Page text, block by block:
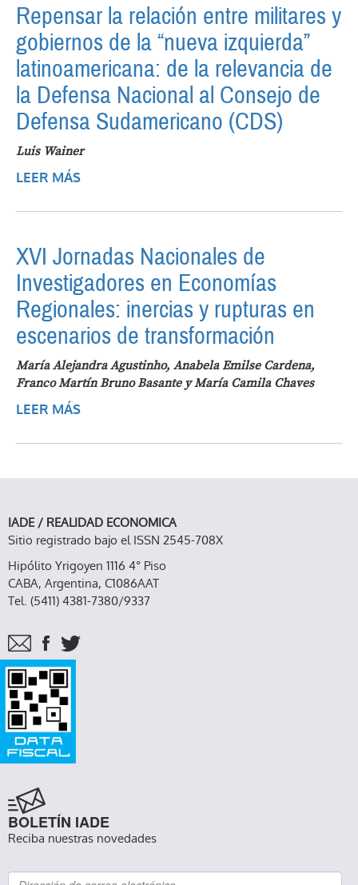
Repensar la relación entre militares y
gobiernos de la “nueva izquierda”
latinoamericana: de la relevancia de
la Defensa Nacional al Consejo de
Defensa Sudamericano (CDS)
Luis Wainer
LEER MÁS
IZQUIERDA” LATINOAMERICANA: DE LA
AL CONSEJO DE DEFENSA
SUDAMERICANO (CDS)
XVI Jornadas Nacionales de
Investigadores en Economías
Regionales: inercias y rupturas en
escenarios de transformación
María Alejandra Agustinho, Anabela Emilse Cardena,
Franco Martín Bruno Basante y María Camila Chaves
LEER MÁS
REGIONALES: INERCIAS Y RUPTURAS EN
IADE / REALIDAD ECONOMICA
Sitio registrado bajo el ISSN 2545-708X
Hipólito Yrigoyen 1116 4° Piso
CABA, Argentina, C1086AAT
Tel. (5411) 4381-7380/9337
BOLETÍN IADE
Reciba nuestras novedades